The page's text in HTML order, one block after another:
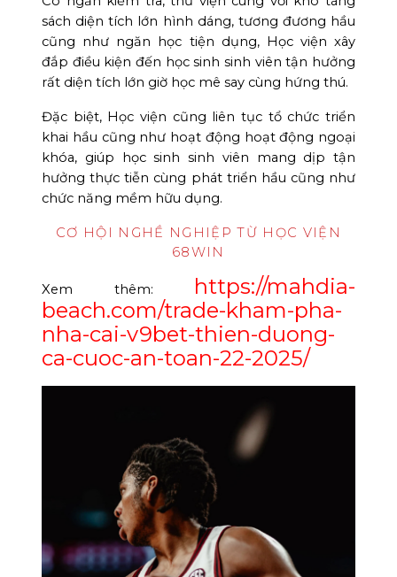
sách diện tích lớn hình dáng, tương đương hầu
cũng như ngăn học tiện dụng, Học viện xây
đắp điều kiện đến học sinh sinh viên tận hưởng
rất diện tích lớn giờ học mê say cùng hứng thú.
Đặc biệt, Học viện cũng liên tục tổ chức triển
khai hầu cũng như hoạt động hoạt động ngoại
khóa, giúp học sinh sinh viên mang dịp tận
hưởng thực tiễn cùng phát triển hầu cũng như
chức năng mềm hữu dụng.
CƠ HỘI NGHỀ NGHIỆP TỪ HỌC VIỆN
68WIN
Xem thêm:
https://mahdia-
beach.com/trade-kham-pha-
nha-cai-v9bet-thien-duong-
ca-cuoc-an-toan-22-2025/